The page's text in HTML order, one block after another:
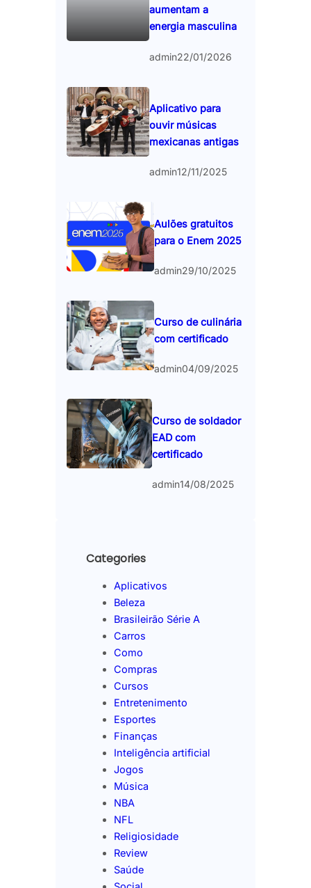
aumentam a
energia masculina
admin22/01/2026
Aplicativo para
ouvir músicas
mexicanas antigas
admin12/11/2025
Aulões gratuitos
para o Enem 2025
admin29/10/2025
Curso de culinária
com certificado
admin04/09/2025
Curso de soldador
EAD com
certificado
admin14/08/2025
Categories
Aplicativos
Beleza
Brasileirão Série A
Carros
Como
Compras
Cursos
Entretenimento
Esportes
Finanças
Inteligência artificial
Jogos
Música
NBA
NFL
Religiosidade
Review
Saúde